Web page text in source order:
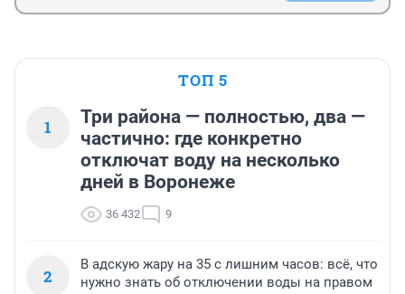
ТОП 5
1
Три района — полностью, два —
частично: где конкретно
отключат воду на несколько
дней в Воронеже
36 432 9
2
В адскую жару на 35 с лишним часов: всё, что
нужно знать об отключении воды на правом